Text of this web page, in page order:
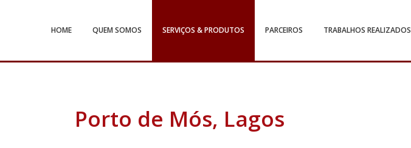
HOME QUEM SOMOS SERVIÇOS & PRODUTOS PARCEIROS TRABALHOS REALIZADOS
Porto de Mós, Lagos